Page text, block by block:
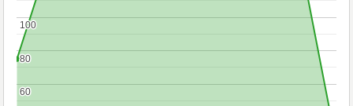
60
60
80
80
100
100